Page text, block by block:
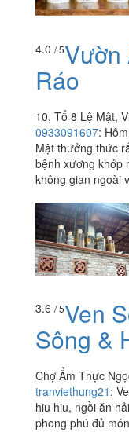
4.0 / 5Vườn
Ráo
10, Tổ 8 Lệ Mật,
0933091607:
Mật thưởng thức
bệnh xương khớp
không gian ngoài
3.6 / 5Ven
Sông &
Chợ Ẩm Thực
tranviethung21 :
hiu hiu, ngồi ăn
phong phú đủ